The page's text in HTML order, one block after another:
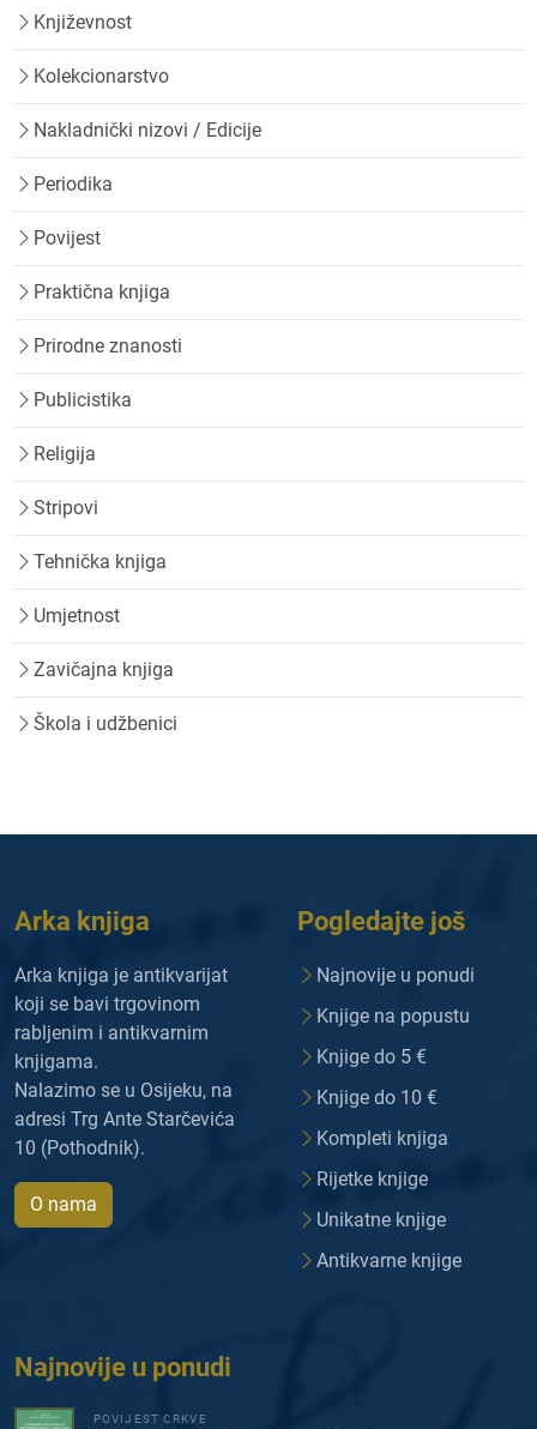
Književnost
Kolekcionarstvo
Nakladnički nizovi / Edicije
Periodika
Povijest
Praktična knjiga
Prirodne znanosti
Publicistika
Religija
Stripovi
Tehnička knjiga
Umjetnost
Zavičajna knjiga
Škola i udžbenici
Arka knjiga
Arka knjiga je antikvarijat
koji se bavi trgovinom
rabljenim i antikvarnim
knjigama.
Nalazimo se u Osijeku, na
adresi Trg Ante Starčevića
10 (Pothodnik).
O nama
Pogledajte još
Najnovije u ponudi
Knjige na popustu
Knjige do 5 €
Knjige do 10 €
Kompleti knjiga
Rijetke knjige
Unikatne knjige
Antikvarne knjige
Najnovije u ponudi
POVIJEST CRKVE